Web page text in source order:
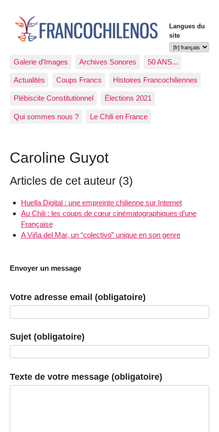
Langues du
site
Galerie d’Images Archives Sonores 50 ANS...
Actualités Coups Francs Histoires Francochiliennes
Plébiscite Constitutionnel Élections 2021
Qui sommes nous ? Le Chili en France
Caroline Guyot
Articles de cet auteur (3)
Huella Digital : une empreinte chilienne sur Internet
Au Chili : les coups de cœur cinématographiques d’une
Française
A Viña del Mar, un “colectivo” unique en son genre
Envoyer un message
Votre adresse email (obligatoire)
Sujet (obligatoire)
Texte de votre message (obligatoire)